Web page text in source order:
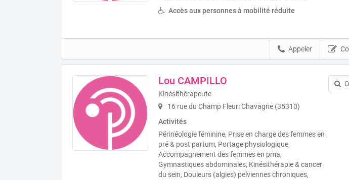
Accès aux personnes à mobilité réduite
Appeler
Lou CAMPILLO
Kinésithérapeute
16 rue du Champ Fleuri Chavagne (35310)
Activités
Périnéologie féminine, Prise en charge des femmes en
pré & post partum, Portage physiologique,
Accompagnement des femmes en pma,
Gymnastiques abdominales, Kinésithérapie & cancer
du sein, Douleurs (algies) pelviennes chroniques,